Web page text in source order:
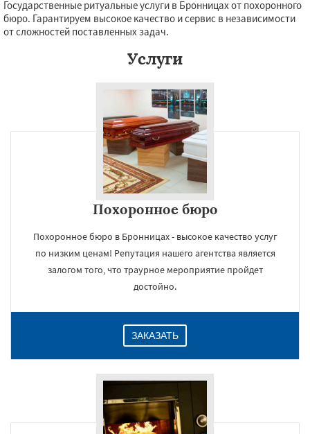
Государственные ритуальные услуги в Бронницах от похоронного
бюро. Гарантируем высокое качество и сервис в независимости
от сложностей поставленных задач.
Услуги
Похоронное бюро
Похоронное бюро в Бронницах - высокое качество услуг
по низким ценам! Репутация нашего агентства является
залогом того, что траурное мероприятие пройдет
достойно.
ЗАКАЗАТЬ